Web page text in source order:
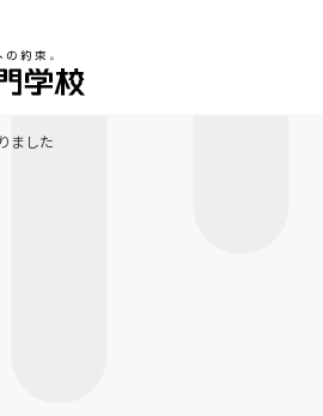
ました